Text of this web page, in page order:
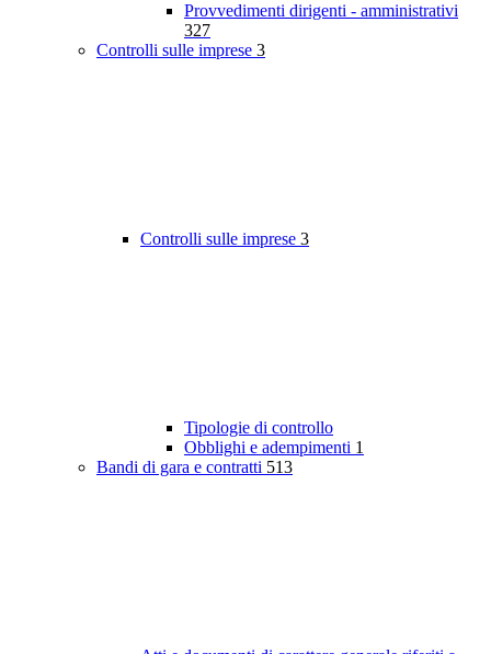
Provvedimenti dirigenti - amministrativi
327
Controlli sulle imprese 3
Controlli sulle imprese 3
Tipologie di controllo
Obblighi e adempimenti 1
Bandi di gara e contratti 513